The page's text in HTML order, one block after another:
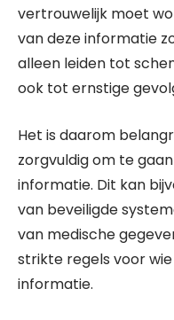
vertrouwelijk moet
van deze informatie
alleen leiden tot
ook tot ernstige
Het is daarom
zorgvuldig om te
informatie. Dit kan
van beveiligde
van medische
strikte regels voor
informatie.